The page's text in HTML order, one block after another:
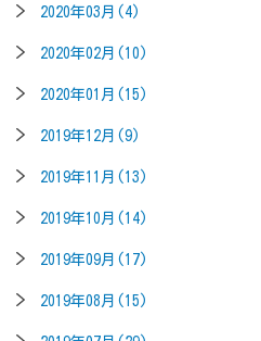
2020年03月(4)
2020年02月(10)
2020年01月(15)
2019年12月(9)
2019年11月(13)
2019年10月(14)
2019年09月(17)
2019年08月(15)